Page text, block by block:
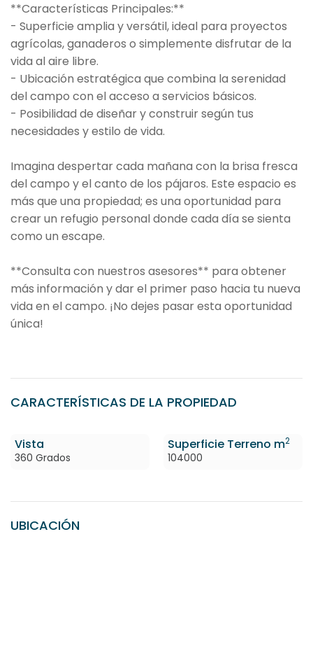
**Características Principales:**
- Superficie amplia y versátil, ideal para proyectos
agrícolas, ganaderos o simplemente disfrutar de la
vida al aire libre.
- Ubicación estratégica que combina la serenidad
del campo con el acceso a servicios básicos.
- Posibilidad de diseñar y construir según tus
necesidades y estilo de vida.
Imagina despertar cada mañana con la brisa fresca
del campo y el canto de los pájaros. Este espacio es
más que una propiedad; es una oportunidad para
crear un refugio personal donde cada día se sienta
como un escape.
**Consulta con nuestros asesores** para obtener
más información y dar el primer paso hacia tu nueva
vida en el campo. ¡No dejes pasar esta oportunidad
única!
CARACTERÍSTICAS DE LA PROPIEDAD
Vista
360 Grados
Superficie Terreno m2
104000
UBICACIÓN